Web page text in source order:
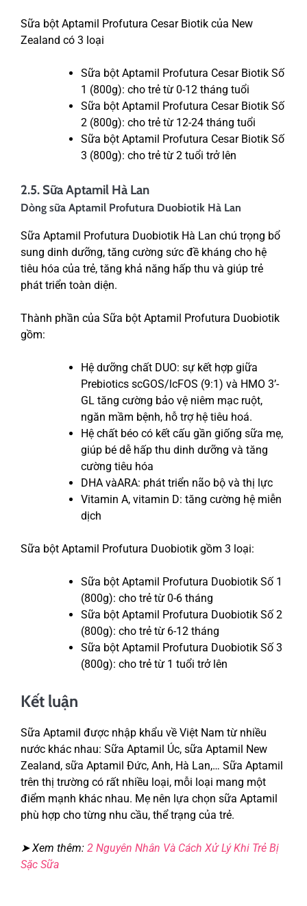
Sữa bột Aptamil Profutura Cesar Biotik của New
Zealand có 3 loại
Sữa bột Aptamil Profutura Cesar Biotik Số
1 (800g): cho trẻ từ 0-12 tháng tuổi
Sữa bột Aptamil Profutura Cesar Biotik Số
2 (800g): cho trẻ từ 12-24 tháng tuổi
Sữa bột Aptamil Profutura Cesar Biotik Số
3 (800g): cho trẻ từ 2 tuổi trở lên
2.5. Sữa Aptamil Hà Lan
Dòng sữa Aptamil Profutura Duobiotik Hà Lan
Sữa Aptamil Profutura Duobiotik Hà Lan chú trọng bổ
sung dinh dưỡng, tăng cường sức đề kháng cho hệ
tiêu hóa của trẻ, tăng khả năng hấp thu và giúp trẻ
phát triển toàn diện.
Thành phần của Sữa bột Aptamil Profutura Duobiotik
gồm:
Hệ dưỡng chất DUO: sự kết hợp giữa
Prebiotics scGOS/lcFOS (9:1) và HMO 3’-
GL tăng cường bảo vệ niêm mạc ruột,
ngăn mầm bệnh, hỗ trợ hệ tiêu hoá.
Hệ chất béo có kết cấu gần giống sữa mẹ,
giúp bé dễ hấp thu dinh dưỡng và tăng
cường tiêu hóa
DHA vàARA: phát triển não bộ và thị lực
Vitamin A, vitamin D: tăng cường hệ miễn
dịch
Sữa bột Aptamil Profutura Duobiotik gồm 3 loại:
Sữa bột Aptamil Profutura Duobiotik Số 1
(800g): cho trẻ từ 0-6 tháng
Sữa bột Aptamil Profutura Duobiotik Số 2
(800g): cho trẻ từ 6-12 tháng
Sữa bột Aptamil Profutura Duobiotik Số 3
(800g): cho trẻ từ 1 tuổi trở lên
Kết luận
Sữa Aptamil được nhập khẩu về Việt Nam từ nhiều
nước khác nhau: Sữa Aptamil Úc, sữa Aptamil New
Zealand, sữa Aptamil Đức, Anh, Hà Lan,… Sữa Aptamil
trên thị trường có rất nhiều loại, mỗi loại mang một
điểm mạnh khác nhau. Mẹ nên lựa chọn sữa Aptamil
phù hợp cho từng nhu cầu, thể trạng của trẻ.
➤ Xem thêm: 2 Nguyên Nhân Và Cách Xử Lý Khi Trẻ Bị
Sặc Sữa